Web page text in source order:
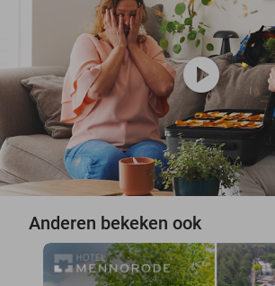
play_circle
Anderen bekeken ook